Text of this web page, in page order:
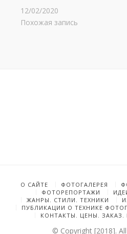
12/02/2020
Похожая запись
О САЙТЕ ФОТОГАЛЕРЕЯ
ФОТОРЕПОРТАЖИ
ЖАНРЫ. СТИЛИ. ТЕХНИКИ
ПУБЛИКАЦИИ О ТЕХНИКЕ
КОНТАКТЫ. ЦЕНЫ. ЗАКАЗ.
© Copyright [2018].